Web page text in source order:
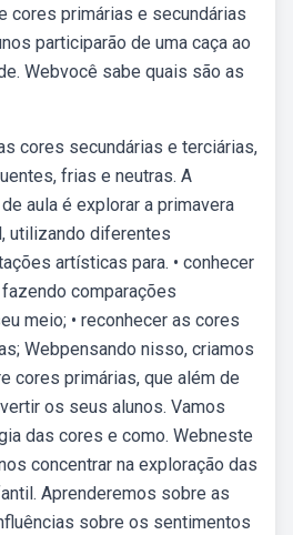
cores primárias e secundárias
participarão de uma caça ao
Webvocê sabe quais são as
cores secundárias e terciárias,
frias e neutras. A
aula é explorar a primavera
utilizando diferentes
artísticas para. • conhecer
comparações
meio; • reconhecer as cores
Webpensando nisso, criamos
cores primárias, que além de
os seus alunos. Vamos
das cores e como. Webneste
concentrar na exploração das
Aprenderemos sobre as
sobre os sentimentos